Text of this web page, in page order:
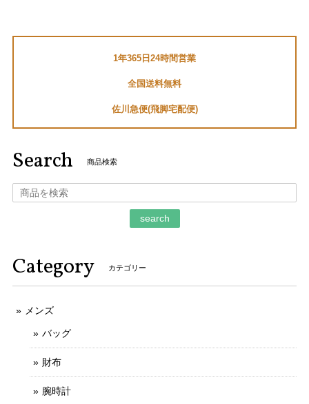
1年365日24時間営業
全国送料無料
佐川急便(飛脚宅配便)
Search 商品検索
search
Category カテゴリー
メンズ
バッグ
財布
腕時計